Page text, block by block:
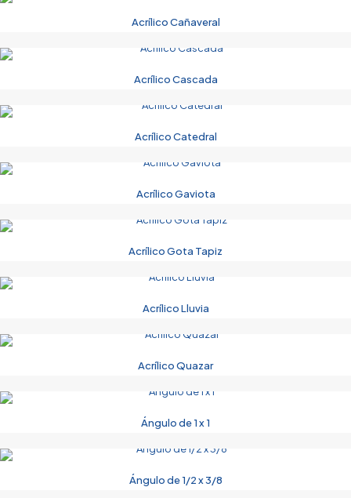
Acrílico Cañaveral
Acrílico Cascada
Acrílico Catedral
Acrílico Gaviota
Acrílico Gota Tapiz
Acrílico Lluvia
Acrílico Quazar
Ángulo de 1 x 1
Ángulo de 1/2 x 3/8